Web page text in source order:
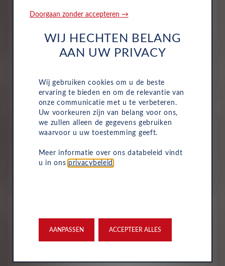
p/m. excl. btw o.b.v 48 mnd en 10,000 km/j
Voorraad
DS DS 4
Doorgaan zonder accepteren →
WIJ HECHTEN BELANG
AAN UW PRIVACY
Wij gebruiken cookies om u de beste
ervaring te bieden en om de relevantie van
onze communicatie met u te verbeteren.
Uw voorkeuren zijn van belang voor ons,
we zullen alleen de gegevens gebruiken
waarvoor u uw toestemming geeft.
Meer informatie over ons databeleid vindt
u in ons privacybeleid
AANPASSEN ACCEPTEER ALLES